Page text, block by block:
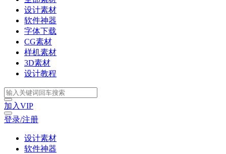
设计素材
软件神器
字体下载
CG素材
样机素材
3D素材
设计教程
加入VIP
登录/注册
设计素材
软件神器